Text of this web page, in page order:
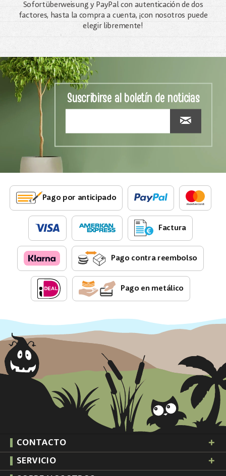
Sofortüberweisung y PayPal con autenticación de dos
factores, hasta la compra a cuenta, ¡con nosotros puede
elegir libremente!
Suscribirse al boletín de noticias
Pago por anticipado
Factura
Pago contra reembolso
Pago en metálico
CONTACTO
SERVICIO